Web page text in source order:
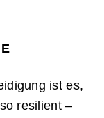
ist es,
resilient –